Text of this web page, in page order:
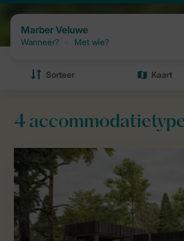
Parken Marber Veluwe